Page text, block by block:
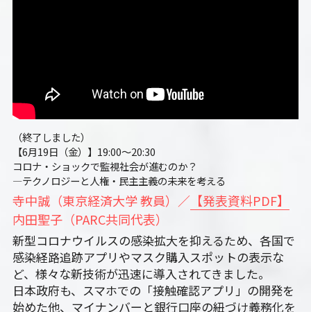
（終了しました）
【6月19日（金）】19:00～20:30
コロナ・ショックで監視社会が進むのか？
―テクノロジーと人権・民主主義の未来を考える
寺中誠（東京経済大学 教員）／ 【発表資料PDF】
内田聖子（PARC共同代表）
新型コロナウイルスの感染拡大を抑えるため、各国で
感染経路追跡アプリやマスク購入スポットの表示な
ど、様々な新技術が迅速に導入されてきました。
日本政府も、スマホでの「接触確認アプリ」の開発を
始めた他、マイナンバーと銀行口座の紐づけ義務化を